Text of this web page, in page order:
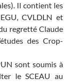
Il contient les
CVLDLN et
regretté Claude
des Crop-
sont soumis à
le SCEAU au